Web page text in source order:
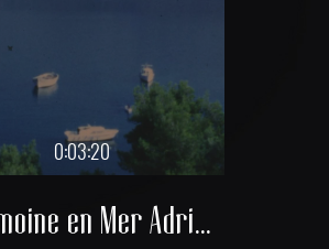
0:03:20
Patrimoine en Mer Adriatique